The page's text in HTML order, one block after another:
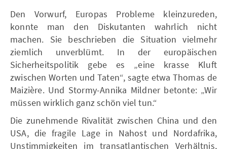
Den Vorwurf, Europas Probleme kleinzureden,
konnte man den Diskutanten wahrlich nicht
machen. Sie beschrieben die Situation vielmehr
ziemlich unverblümt. In der europäischen
Sicherheitspolitik gebe es „eine krasse Kluft
zwischen Worten und Taten“, sagte etwa Thomas de
Maizière. Und Stormy-Annika Mildner betonte: „Wir
müssen wirklich ganz schön viel tun.“
Die zunehmende Rivalität zwischen China und den
USA, die fragile Lage in Nahost und Nordafrika,
Unstimmigkeiten im transatlantischen Verhältnis,